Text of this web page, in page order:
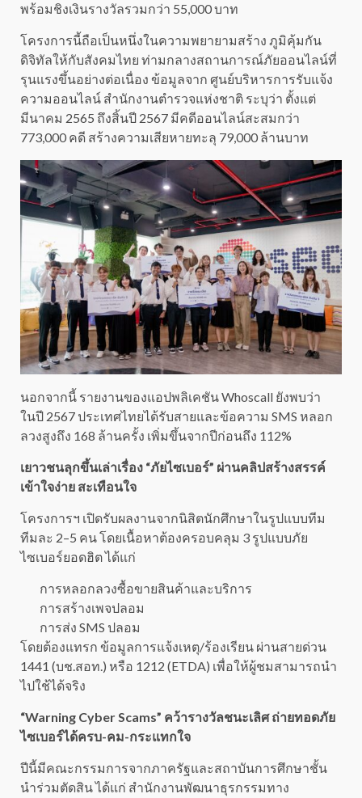
พร้อมชิงเงินรางวัลรวมกว่า 55,000 บาท
โครงการนี้ถือเป็นหนึ่งในความพยายามสร้าง ภูมิคุ้มกัน
ดิจิทัลให้กับสังคมไทย ท่ามกลางสถานการณ์ภัยออนไลน์ที่
รุนแรงขึ้นอย่างต่อเนื่อง ข้อมูลจาก ศูนย์บริหารการรับแจ้ง
ความออนไลน์ สำนักงานตำรวจแห่งชาติ ระบุว่า ตั้งแต่
มีนาคม 2565 ถึงสิ้นปี 2567 มีคดีออนไลน์สะสมกว่า
773,000 คดี สร้างความเสียหายทะลุ 79,000 ล้านบาท
นอกจากนี้ รายงานของแอปพลิเคชัน Whoscall ยังพบว่า
ในปี 2567 ประเทศไทยได้รับสายและข้อความ SMS หลอก
ลวงสูงถึง 168 ล้านครั้ง เพิ่มขึ้นจากปีก่อนถึง 112%
เยาวชนลุกขึ้นเล่าเรื่อง “ภัยไซเบอร์” ผ่านคลิปสร้างสรรค์
เข้าใจง่าย สะเทือนใจ
โครงการฯ เปิดรับผลงานจากนิสิตนักศึกษาในรูปแบบทีม
ทีมละ 2–5 คน โดยเนื้อหาต้องครอบคลุม 3 รูปแบบภัย
ไซเบอร์ยอดฮิต ได้แก่
การหลอกลวงซื้อขายสินค้าและบริการ
การสร้างเพจปลอม
การส่ง SMS ปลอม
โดยต้องแทรก ข้อมูลการแจ้งเหตุ/ร้องเรียน ผ่านสายด่วน
1441 (บช.สอท.) หรือ 1212 (ETDA) เพื่อให้ผู้ชมสามารถนำ
ไปใช้ได้จริง
“Warning Cyber Scams” คว้ารางวัลชนะเลิศ ถ่ายทอดภัย
ไซเบอร์ได้ครบ-คม-กระแทกใจ
ปีนี้มีคณะกรรมการจากภาครัฐและสถาบันการศึกษาชั้น
นำร่วมตัดสิน ได้แก่ สำนักงานพัฒนาธุรกรรมทาง